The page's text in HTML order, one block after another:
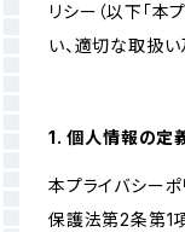
リシー（以下「本
い、適切な取扱
1. 個人情報の定
本プライバシー
保護法第2条第1